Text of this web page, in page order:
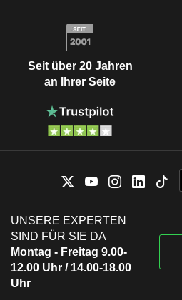
Seit über 20 Jahren
an Ihrer Seite
UNSERE EXPERTEN
SIND FÜR SIE DA
Montag - Freitag 9.00-
12.00 Uhr / 14.00-18.00
Uhr